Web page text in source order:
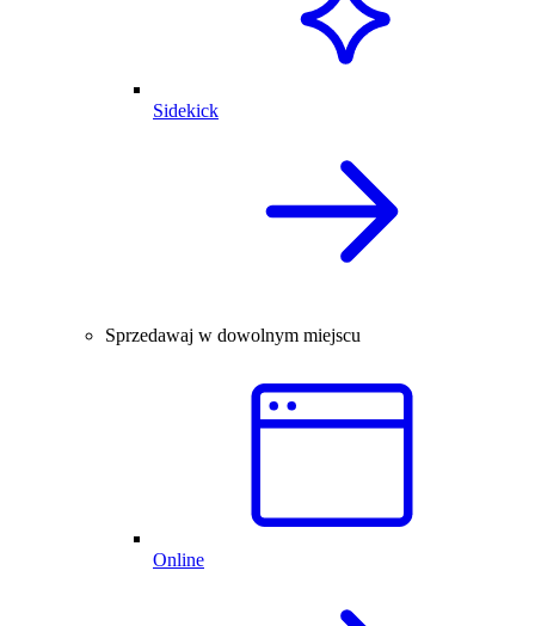
Sidekick
Sprzedawaj w dowolnym miejscu
Online